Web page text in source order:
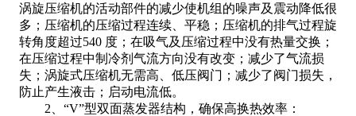
涡旋压缩机的活动部件的减少使机组的噪声及震动降低很
多；压缩机的压缩过程连续、平稳；压缩机的排气过程旋
转角度超过540 度；在吸气及压缩过程中没有热量交换；
在压缩过程中制冷剂气流方向没有改变；减少了气流损
失；涡旋式压缩机无需高、低压阀门；减少了阀门损失，
防止产生液击；启动电流低。
2、“V”型双面蒸发器结构，确保高换热效率：